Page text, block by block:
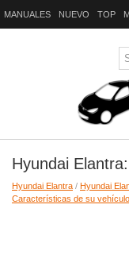
MANUALES NUEVO TOP
Hyundai
Hyundai Elantra / Hyundai
Características de su vehículo